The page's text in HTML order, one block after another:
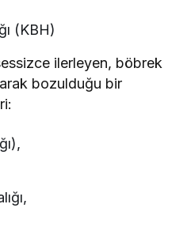
(KBH)
ilerleyen, böbrek
bozulduğu bir